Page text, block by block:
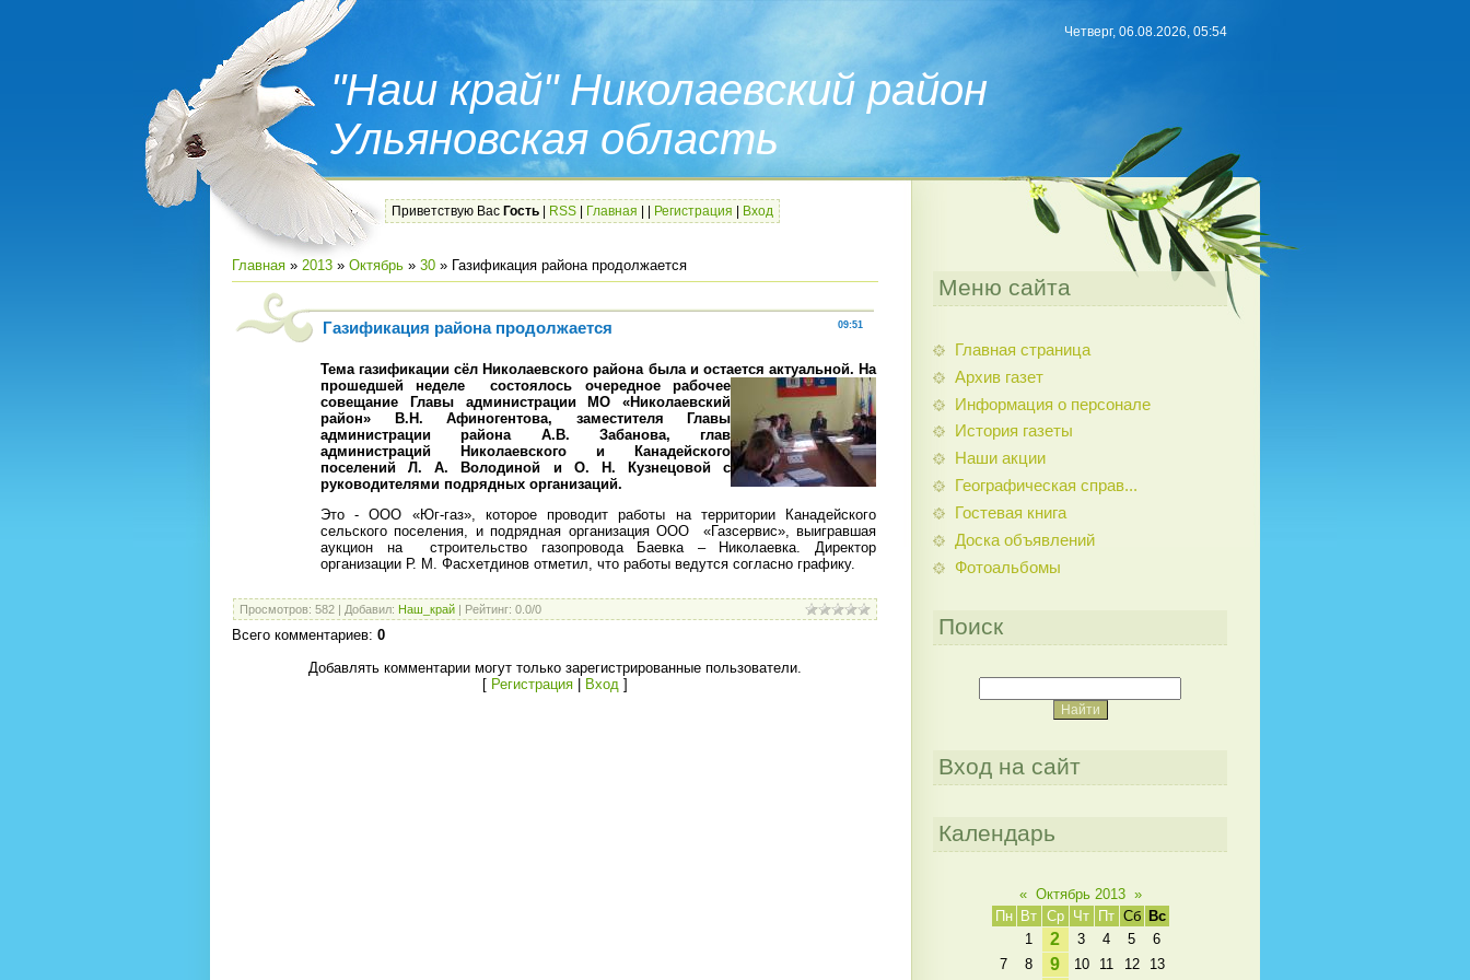
"Наш край" Николаевский район
Ульяновская область
Четверг, 06.08.2026, 05:54
Приветствую Вас Гость RSS Главная Регистрация Вход
Главная » 2013 » Октябрь » 30 » Газификация района продолжается
09:51
Газификация района продолжается
Тема газификации сёл Николаевского района была и остается актуальной. На
прошедшей неделе
состоялось очередное рабочее
совещание Главы администрации МО «Николаевский
район» В.Н. Афиногентова, заместителя Главы
администрации района А.В. Забанова, глав
администраций Николаевского и Канадейского
поселений Л. А. Володиной и О. Н. Кузнецовой с
руководителями подрядных организаций.
Это - ООО «Юг-газ», которое проводит работы на территории Канадейского
сельского поселения, и подрядная организация ООО
«Газсервис», выигравшая
аукцион на
строительство газопровода Баевка – Николаевка. Директор
организации Р. М. Фасхетдинов отметил, что работы ведутся согласно графику.
Просмотров: 582 Добавил: Наш_край Рейтинг: 0.0/0
Всего комментариев: 0
Добавлять комментарии могут только зарегистрированные пользователи.
[ Регистрация Вход ]
Меню сайта
Главная страница
Архив газет
Информация о персонале
История газеты
Наши акции
Географическая справ...
Гостевая книга
Доска объявлений
Фотоальбомы
Поиск
Вход на сайт
Календарь
« Октябрь 2013 »
Пн
Вт Ср Чт Пт Сб
Вс
1
2 3 4 5
6
7
8 9 10 11 12
13